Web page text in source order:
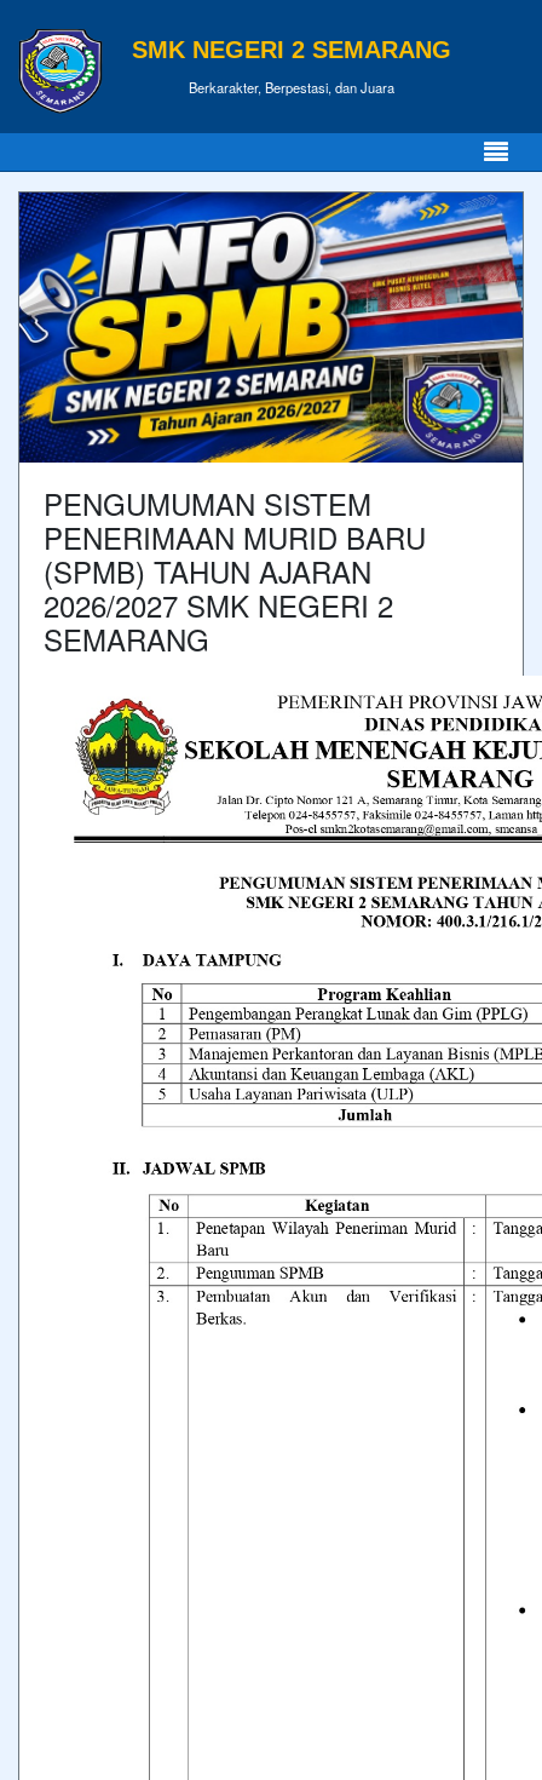
SMK NEGERI 2 SEMARANG
Berkarakter, Berpestasi, dan Juara
PENGUMUMAN SISTEM
PENERIMAAN MURID BARU
(SPMB) TAHUN AJARAN
2026/2027 SMK NEGERI 2
SEMARANG